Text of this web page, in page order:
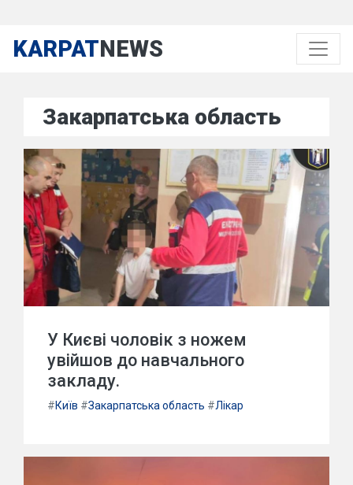
KARPATNEWS
Закарпатська область
У Києві чоловік з ножем
увійшов до навчального
закладу.
#Київ #Закарпатська область #Лікар